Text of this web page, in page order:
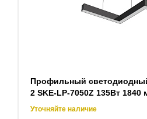
Профильный
2 SKE-LP-7050Z 135Вт 1840
Уточняйте наличие